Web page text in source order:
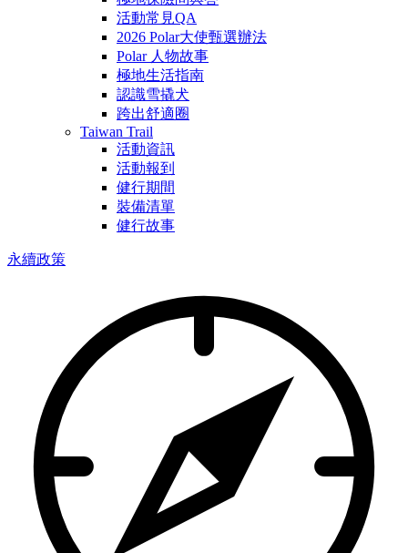
活動常見QA
2026 Polar大使甄選辦法
Polar 人物故事
極地生活指南
認識雪撬犬
跨出舒適圈
Taiwan Trail
活動資訊
活動報到
健行期間
裝備清單
健行故事
永續政策